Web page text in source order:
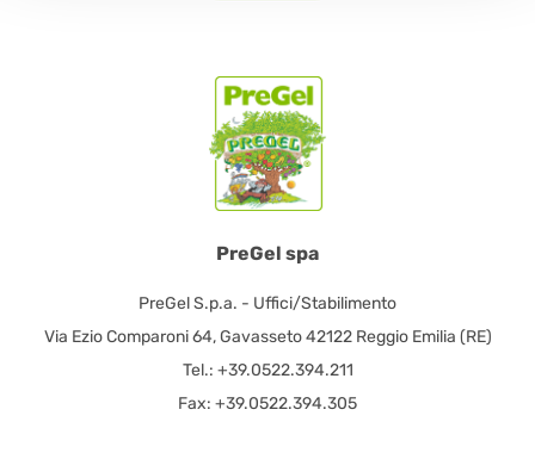
PreGel spa
PreGel S.p.a. - Uffici/Stabilimento
Via Ezio Comparoni 64, Gavasseto 42122 Reggio Emilia (RE)
Tel.: +39.0522.394.211
Fax: +39.0522.394.305